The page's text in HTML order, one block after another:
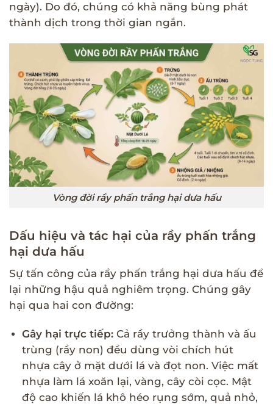
ngày). Do đó, chúng có khả năng bùng phát
thành dịch trong thời gian ngắn.
Vòng đời rầy phấn trắng hại dưa hấu
Dấu hiệu và tác hại của rầy phấn trắng
hại dưa hấu
Sự tấn công của rầy phấn trắng hại dưa hấu để
lại những hậu quả nghiêm trọng. Chúng gây
hại qua hai con đường:
Gây hại trực tiếp:Cả rầy trưởng thành và ấu
trùng (rầy non) đều dùng vòi chích hút
nhựa cây ở mặt dưới lá và đọt non. Việc mất
nhựa làm lá xoăn lại, vàng, cây còi cọc. Mật
độ cao khiến lá khô héo rụng sớm, quả nhỏ,